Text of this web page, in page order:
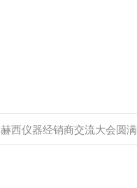
赫西仪器经销商交流大会圆满结束|此行不负相遇，未来继续前行